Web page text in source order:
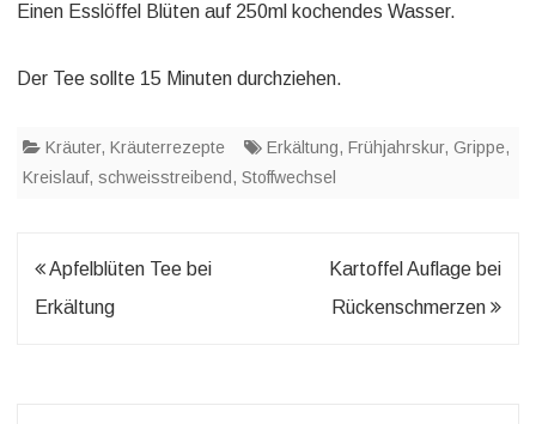
Einen Esslöffel Blüten auf 250ml kochendes Wasser.
Der Tee sollte 15 Minuten durchziehen.
Kräuter, Kräuterrezepte Erkältung, Frühjahrskur, Grippe,
Kreislauf, schweisstreibend, Stoffwechsel
Beitragsnavigation
Apfelblüten Tee bei
Erkältung
Kartoffel Auflage bei
Rückenschmerzen